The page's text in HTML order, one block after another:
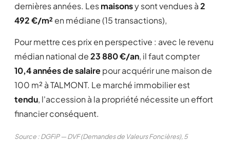
dernières années. Lesmaisonsy sont vendues à2
492 €/m² en médiane (15 transactions),
Pour mettre ces prix en perspective : avec le revenu
médian national de23 880 €/an, il faut compter
10,4 années de salairepour acquérir une maison de
100 m² à TALMONT. Le marché immobilier est
tendu, l'accession à la propriété nécessite un effort
financier conséquent.
Source : DGFiP — DVF (Demandes de Valeurs Foncières), 5